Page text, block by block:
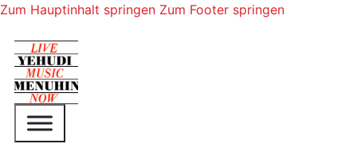
Zum Hauptinhalt springen Zum Footer springen